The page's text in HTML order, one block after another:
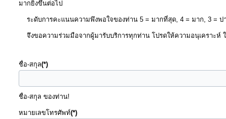
ดำเนิน
การ
ให้
มากยิ่งขึ้นต่อไป
ระดับการคะแนนความพึงพอใจของท่าน 5
จึงขอความร่วมมือจากผู้มารับบริการทุกท่าน โปรดให้ความอนุเคราะห์
ชื่อ-สกุล(*)
ชื่อ-สกุล ของท่าน!
หมายเลขโทรศัพท์(*)